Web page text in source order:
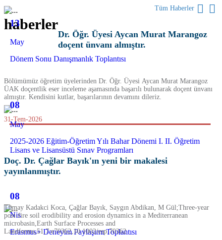
13
May
Dönem Sonu Danışmanlık Toplantısı
08
May
2025-2026 Eğitim-Öğretim Yılı Bahar Dönemi I. II. Öğretim
Lisans ve Lisansüstü Sınav Programları
08
Nis
Erasmus+ Deneyim Paylaşımı Toplantısı
haberler
Tüm Haberler
Dr. Öğr. Üyesi Aycan Murat Marangoz
doçent ünvanı almıştır.
Bölümümüz öğretim üyelerinden Dr. Öğr. Üyesi Aycan Murat Marangoz
ÜAK doçentlik eser inceleme aşamasında başarılı bulunarak doçent ünvanı
almıştır. Kendisini kutlar, başarılarının devamını dileriz.
31-Tem-2026
Doç. Dr. Çağlar Bayık'ın yeni bir makalesi
yayınlanmıştır.
Tümay Kadakci Koca, Çağlar Bayık, Saygın Abdikan, M Gül;Three-year
post-fire soil erodibility and erosion dynamics in a Mediterranean
microbasin,Earth Surface Processes and
Landforms,51,7:e70362,10.1002/esp.70362